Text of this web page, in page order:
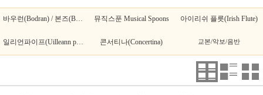
바우런(Bodran) / 본즈(Bones) 뮤직스푼 Musical Spoons 아이리쉬 플릇(Irish Flute)
일리언파이프(Uilleann pipes) 콘서티나(Concertina) 교본/악보/음반